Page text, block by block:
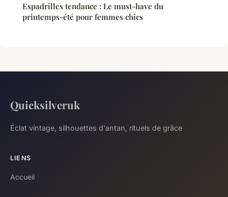
Espadrilles tendance : Le must-have du
printemps-été pour femmes chics
Quicksilveruk
Éclat vintage, silhouettes d'antan, rituels de grâce
LIENS
Accueil